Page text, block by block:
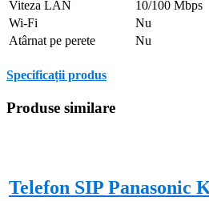
Viteza LAN
10/100 Mbps
Wi-Fi
Nu
Atârnat pe perete
Nu
Specificații produs
Produse similare
Telefon SIP Panasonic